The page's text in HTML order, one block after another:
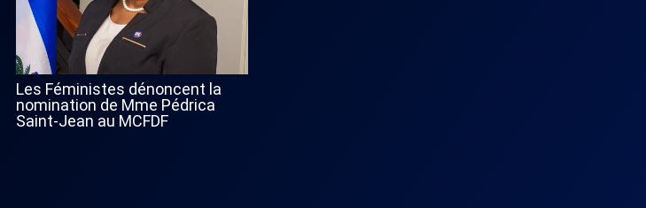
Les Féministes dénoncent la
nomination de Mme Pédrica
Saint-Jean au MCFDF